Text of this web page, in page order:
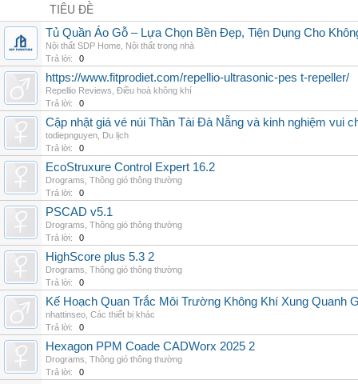
TIÊU ĐỀ
Tủ Quần Áo Gỗ – Lựa Chọn Bền Đẹp, Tiện Dụng Cho
Nội thất SDP Home Nội thất trong nhà
Trả lời:
0
https://www.fitprodiet.com/repellio-ultrasonic-pes t-repeller/
Repellio Reviews Điều hoà không khí
Trả lời:
0
Cập nhật giá vé núi Thần Tài Đà Nẵng và kinh nghiệm vui
todiepnguyen Du lịch
Trả lời:
0
EcoStruxure Control Expert 16.2
Drograms Thông gió thông thường
Trả lời:
0
PSCAD v5.1
Drograms Thông gió thông thường
Trả lời:
0
HighScore plus 5.3 2
Drograms Thông gió thông thường
Trả lời:
0
Kế Hoạch Quan Trắc Môi Trường Không Khí Xung Quanh
nhattinseo Các thiết bị khác
Trả lời:
0
Hexagon PPM Coade CADWorx 2025 2
Drograms Thông gió thông thường
Trả lời:
0